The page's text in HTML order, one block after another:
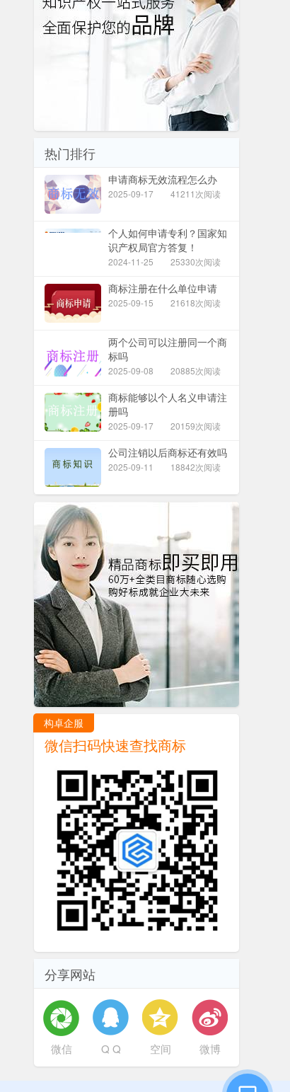
热门排行
申请商标无效流程怎么办
2025-09-17 41211次阅读
个人如何申请专利？国家知
识产权局官方答复！
2024-11-25 25330次阅读
商标注册在什么单位申请
2025-09-15 21618次阅读
两个公司可以注册同一个商
标吗
2025-09-08 20885次阅读
商标能够以个人名义申请注
册吗
2025-09-17 20159次阅读
公司注销以后商标还有效吗
2025-09-11 18842次阅读
构卓企服
微信扫码快速查找商标
分享网站
微信 Q Q 空间 微博